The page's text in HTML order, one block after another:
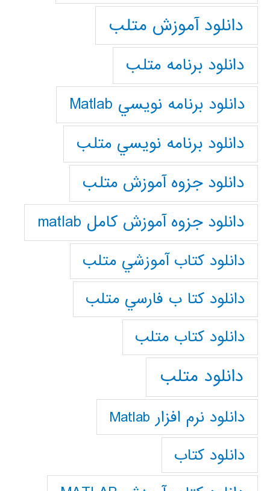
دانلود آموزش متلب
دانلود برنامه متلب
دانلود برنامه نويسي Matlab
دانلود برنامه نويسي متلب
دانلود جزوه آموزش متلب
دانلود جزوه آموزش کامل matlab
دانلود كتاب آموزشي متلب
دانلود كتا ب فارسي متلب
دانلود كتاب متلب
دانلود متلب
دانلود نرم افزار Matlab
دانلود کتاب